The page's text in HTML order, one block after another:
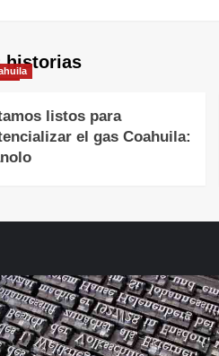
historias
listos para
el gas Coahuila: